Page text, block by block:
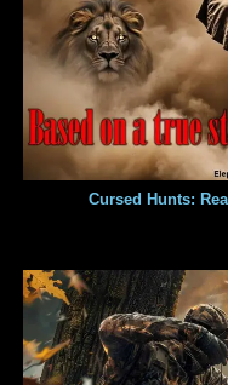
Cursed Hunts: